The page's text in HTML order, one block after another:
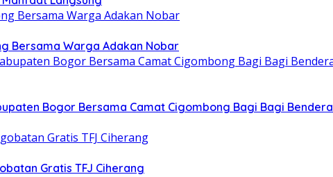
Bersama Warga Adakan Nobar
Bogor Bersama Camat Cigombong Bagi Bagi
Gratis TFJ Ciherang